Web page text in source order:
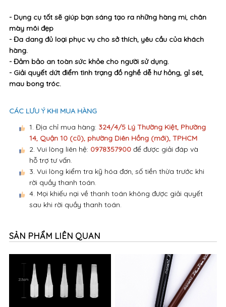
- Dụng cụ tốt sẽ giúp bạn sáng tạo ra những hàng mi, chân
mày môi đẹp
- Đa dang đủ loại phục vụ cho sở thích, yêu cầu của khách
hàng.
- Đảm bảo an toàn sức khỏe cho người sử dụng.
- Giải quyết dứt điểm tình trạng đồ nghề dễ hư hỏng, gỉ sét,
mau bong tróc.
CÁC LƯU Ý KHI MUA HÀNG
1. Địa chỉ mua hàng: 324/4/5 Lý Thường Kiệt, Phường
14, Quận 10 (cũ), phường Diên Hồng (mới), TPHCM
2. Vui lòng liên hệ: 0978357900để được giải đáp và
hỗ trợ tư vấn.
3. Vui lòng kiểm tra kỹ hóa đơn, số tiền thừa trước khi
rời quầy thanh toán.
4. Mọi khiếu nại về thanh toán không được giải quyết
sau khi rời quầy thanh toán.
SẢN PHẨM LIÊN QUAN